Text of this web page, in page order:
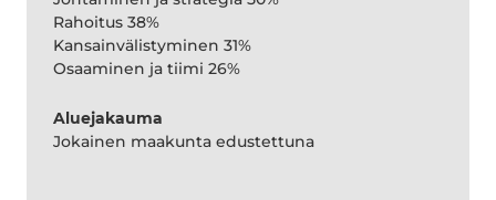
Rahoitus 38%
Kansainvälistyminen 31%
Osaaminen ja tiimi 26%
Aluejakauma
Jokainen maakunta edustettuna